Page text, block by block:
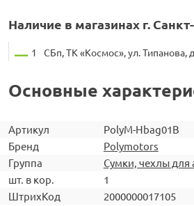
Наличие в магазинах г.
1 СБп, ТК «Космос», ул. Типанова,
Основные
Артикул
PolyM-Hbag01B
Бренд
Polymotors
Группа
Сумки, чехлы для
шт. в кор.
1
ШтрихКод
2000000017105